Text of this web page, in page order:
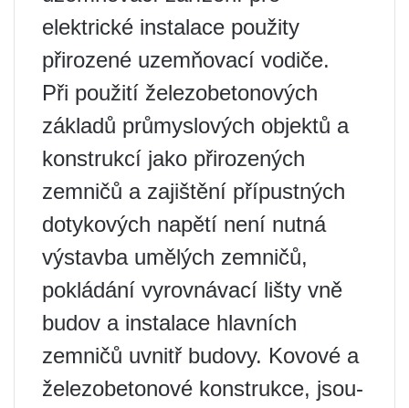
elektrické instalace použity
přirozené uzemňovací vodiče.
Při použití železobetonových
základů průmyslových objektů a
konstrukcí jako přirozených
zemničů a zajištění přípustných
dotykových napětí není nutná
výstavba umělých zemničů,
pokládání vyrovnávací lišty vně
budov a instalace hlavních
zemničů uvnitř budovy. Kovové a
železobetonové konstrukce, jsou-